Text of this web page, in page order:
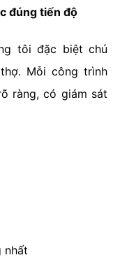
đúng tiến độ
tôi đặc biệt chú
Mỗi công trình
ràng, có giám sát
nhất